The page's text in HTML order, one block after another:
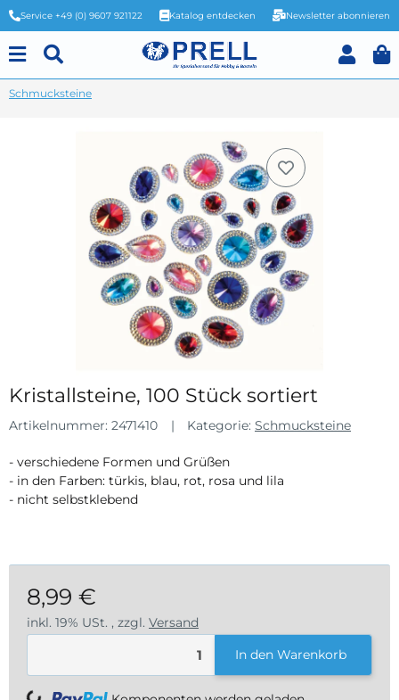
Service +49 (0) 9607 921122 Katalog entdecken Newsletter abonnieren
Schmucksteine
Kristallsteine, 100 Stück sortiert
Artikelnummer: 2471410 Kategorie: Schmucksteine
- verschiedene Formen und Grüßen
- in den Farben: türkis, blau, rot, rosa und lila
- nicht selbstklebend
8,99 €
inkl. 19% USt. , zzgl. Versand
In den Warenkorb